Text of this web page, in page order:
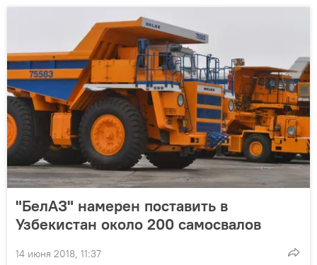
"БелАЗ" намерен поставить в
Узбекистан около 200 самосвалов
14 июня 2018, 11:37